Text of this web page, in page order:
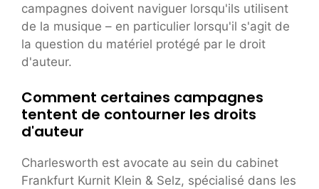
campagnes doivent naviguer lorsqu'ils utilisent
de la musique – en particulier lorsqu'il s'agit de
la question du matériel protégé par le droit
d'auteur.
Comment certaines campagnes
tentent de contourner les droits
d'auteur
Charlesworth est avocate au sein du cabinet
Frankfurt Kurnit Klein & Selz, spécialisé dans les